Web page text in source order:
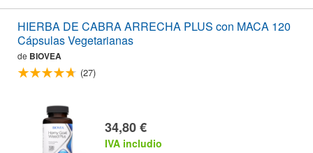
HIERBA DE CABRA ARRECHA PLUS con MACA 120
Cápsulas Vegetarianas
de BIOVEA
(27)
34,80 €
IVA includio